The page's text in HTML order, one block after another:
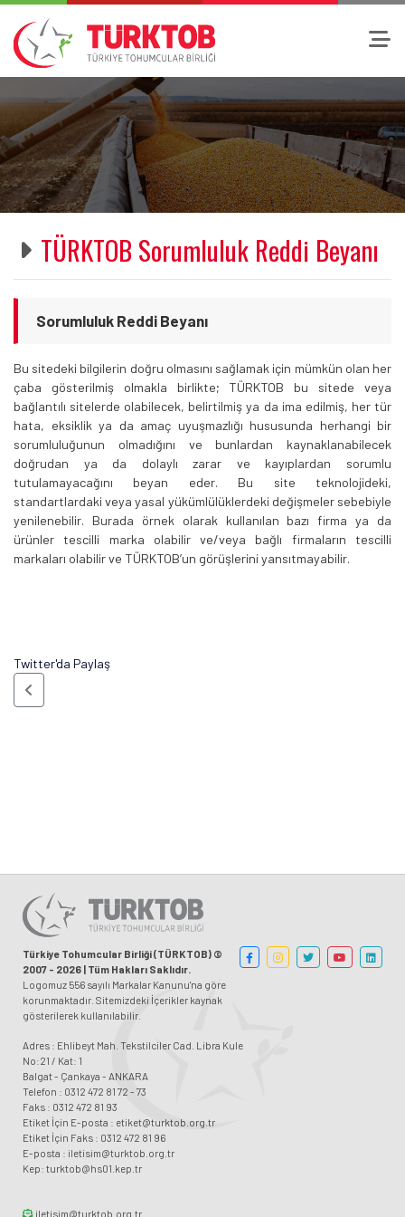
TÜRKTOB Sorumluluk Reddi Beyanı
Sorumluluk Reddi Beyanı
Bu sitedeki bilgilerin doğru olmasını sağlamak için mümkün olan her
çaba gösterilmiş olmakla birlikte; TÜRKTOB bu sitede veya
bağlantılı sitelerde olabilecek, belirtilmiş ya da ima edilmiş, her tür
hata, eksiklik ya da amaç uyuşmazlığı hususunda herhangi bir
sorumluluğunun olmadığını ve bunlardan kaynaklanabilecek
doğrudan ya da dolaylı zarar ve kayıplardan sorumlu
tutulamayacağını beyan eder. Bu site teknolojideki,
standartlardaki veya yasal yükümlülüklerdeki değişmeler sebebiyle
yenilenebilir. Burada örnek olarak kullanılan bazı firma ya da
ürünler tescilli marka olabilir ve/veya bağlı firmaların tescilli
markaları olabilir ve TÜRKTOB’un görüşlerini yansıtmayabilir.
Twitter'da Paylaş
Türkiye Tohumcular Birliği (TÜRKTOB) ©
2007 - 2026 | Tüm Hakları Saklıdır.
Logomuz 556 sayılı Markalar Kanunu'na göre
korunmaktadır. Sitemizdeki İçerikler kaynak
gösterilerek kullanılabilir.
Adres : Ehlibeyt Mah. Tekstilciler Cad. Libra Kule
No:21 / Kat: 1
Balgat - Çankaya - ANKARA
Telefon : 0312 472 81 72 - 73
Faks : 0312 472 81 93
Etiket İçin E-posta : etiket@turktob.org.tr
Etiket İçin Faks : 0312 472 81 96
E-posta : iletisim@turktob.org.tr
Kep: turktob@hs01.kep.tr
iletisim@turktob.org.tr